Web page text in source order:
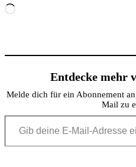
Wird
Entdecke mehr
Melde dich für ein Abonnement
Mail zu
Gib deine E-Mail-Adresse ein ...